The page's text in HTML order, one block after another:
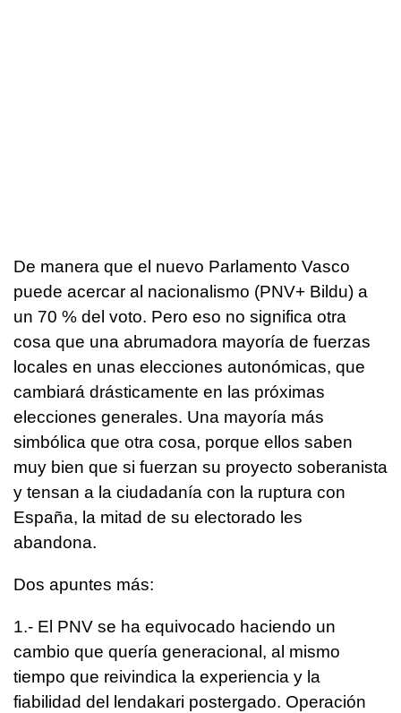
De manera que el nuevo Parlamento Vasco
puede acercar al nacionalismo (PNV+ Bildu) a
un 70 % del voto. Pero eso no significa otra
cosa que una abrumadora mayoría de fuerzas
locales en unas elecciones autonómicas, que
cambiará drásticamente en las próximas
elecciones generales. Una mayoría más
simbólica que otra cosa, porque ellos saben
muy bien que si fuerzan su proyecto soberanista
y tensan a la ciudadanía con la ruptura con
España, la mitad de su electorado les
abandona.
Dos apuntes más:
1.- El PNV se ha equivocado haciendo un
cambio que quería generacional, al mismo
tiempo que reivindica la experiencia y la
fiabilidad del lendakari postergado. Operación